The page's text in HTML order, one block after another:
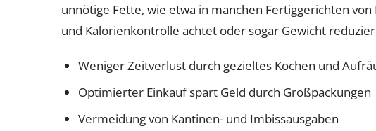
unnötige Fette, wie etwa in manchen Fertiggerichten
und Kalorienkontrolle achtet oder sogar Gewicht
Weniger Zeitverlust durch gezieltes Kochen und
Optimierter Einkauf spart Geld durch Großpackungen
Vermeidung von Kantinen- und Imbissausgaben